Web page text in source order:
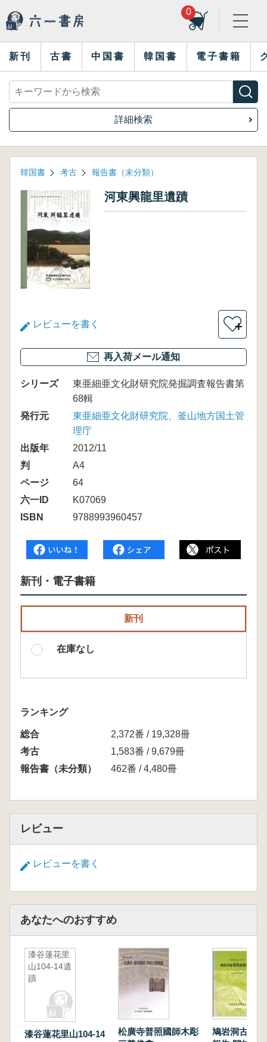
0
新刊 古書 中国書 韓国書 電子書籍
詳細検索
韓国書 考古 報告書（未分類）
河東興龍里遺蹟
レビューを書く ＋
再入荷メール通知
シリーズ
東亜細亜文化財研究院発掘調査報告書第
68輯
発行元
東亜細亜文化財研究院、釜山地方国土管
理庁
出版年
2012/11
判
A4
ページ
64
六一ID
K07069
ISBN
9788993960457
新刊・電子書籍
新刊
在庫なし
ランキング
総合
2,372番 / 19,328冊
考古
1,583番 / 9,679冊
報告書（未分類）
462番 / 4,480冊
レビュー
レビューを書く
あなたへのおすすめ
漆谷蓮花里
山104-14遺
蹟
漆谷蓮花里山104-14
松廣寺普照國師木彫
鳩岩洞古墳